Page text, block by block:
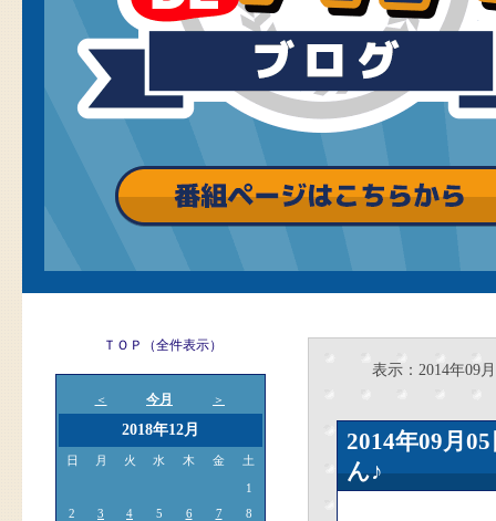
ＴＯＰ（全件表示）
＜ 今月 ＞
2018年12月
日 月 火 水 木 金 土
1
2
3 4 5 6 7
8
表示：2014年09月
2014年09
ん♪